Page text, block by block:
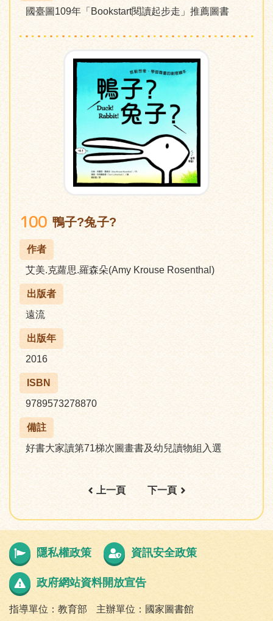
國臺圖109年「Bookstart閱讀起步走」推薦圖書
100 鴨子?兔子?
作者
艾美.克蘿思.羅森朵(Amy Krouse Rosenthal)
出版者
遠流
出版年
2016
ISBN
9789573278870
備註
好書大家讀第71梯次圖畫書及幼兒讀物組入選
上一頁 下一頁
隱私權政策 資訊安全政策
政府網站資料開放宣告
指導單位：教育部 主辦單位：國家圖書館